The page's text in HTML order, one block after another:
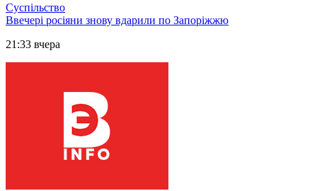
Суспільство
Ввечері росіяни знову вдарили по Запоріжжю
21:33 вчера